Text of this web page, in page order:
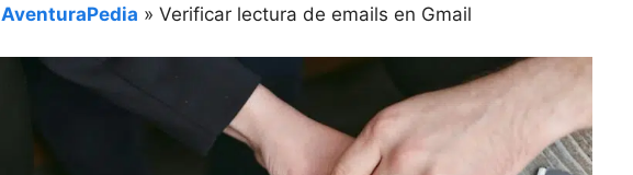
AventuraPedia » Verificar lectura de emails en Gmail